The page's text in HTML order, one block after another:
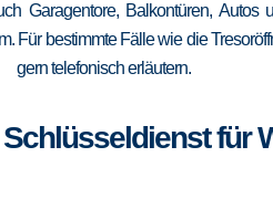
Garagentore, Balkontüren,
Für bestimmte Fälle wie die
gern telefonisch erläutern.
für